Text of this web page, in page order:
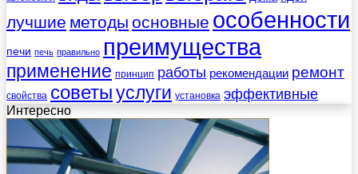
лучшие методы основные особенности
печи печь правильно преимущества
применение принцип работы рекомендации ремонт
свойства советыуслуги установка эффективные
Интересно